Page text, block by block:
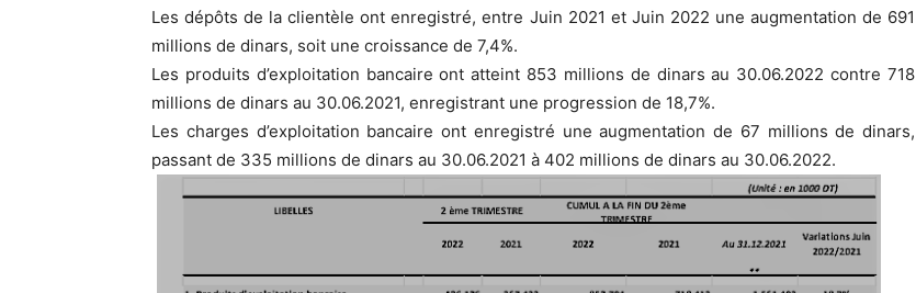
Les dépôts de la clientèle ont enregistré, entre Juin 2021 et Juin 2022 une augmentation de 691
millions de dinars, soit une croissance de 7,4%.
Les produits d’exploitation bancaire ont atteint 853 millions de dinars au 30.06.2022 contre 718
millions de dinars au 30.06.2021, enregistrant une progression de 18,7%.
Les charges d’exploitation bancaire ont enregistré une augmentation de 67 millions de dinars,
passant de 335 millions de dinars au 30.06.2021 à 402 millions de dinars au 30.06.2022.